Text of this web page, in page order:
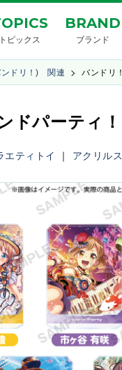
トピックス
BRAND
ブランド
ンドリ！) 関連 バンドリ
ドパーティ
エティトイ ｜ アクリル